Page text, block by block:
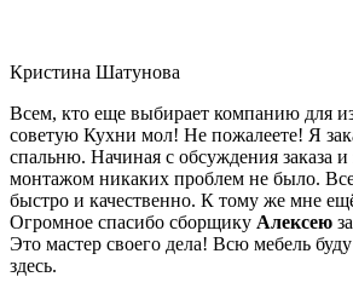
Кристина Шатунова
Всем, кто еще выбирает компанию для
советую Кухни мол! Не пожалеете! Я
спальню. Начиная с обсуждения заказа и
монтажом никаких проблем не было.
быстро и качественно. К тому же мне
Огромное спасибо сборщику Алексею
Это мастер своего дела! Всю мебель буду
здесь.